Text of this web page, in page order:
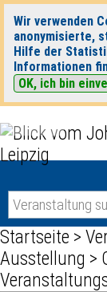
Wir verwenden
anonymisierte,
Hilfe der
Informationen
OK, ich bin
Startseite >
Ausstellung >